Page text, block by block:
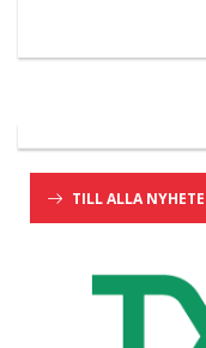
TILL ALLA